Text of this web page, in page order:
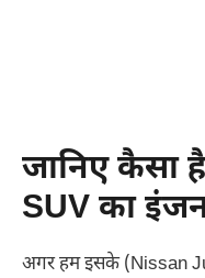
जानिए कैसा
SUV का
अगर हम इसके (Nissan